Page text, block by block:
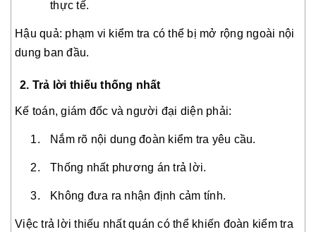
thực tế.
Hậu quả: phạm vi kiểm tra có thể bị mở rộng ngoài nội
dung ban đầu.
2. Trả lời thiếu thống nhất
Kế toán, giám đốc và người đại diện phải:
Nắm rõ nội dung đoàn kiểm tra yêu cầu.
Thống nhất phương án trả lời.
Không đưa ra nhận định cảm tính.
Việc trả lời thiếu nhất quán có thể khiến đoàn kiểm tra